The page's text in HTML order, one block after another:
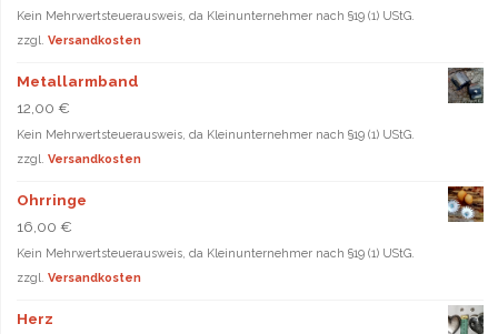
Kein Mehrwertsteuerausweis, da Kleinunternehmer nach §19 (1) UStG.
zzgl. Versandkosten
Metallarmband
12,00 €
Kein Mehrwertsteuerausweis, da Kleinunternehmer nach §19 (1) UStG.
zzgl. Versandkosten
Ohrringe
16,00 €
Kein Mehrwertsteuerausweis, da Kleinunternehmer nach §19 (1) UStG.
zzgl. Versandkosten
Herz